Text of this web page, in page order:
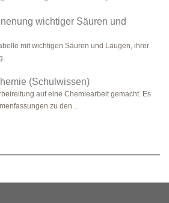
wichtiger Säuren und
mit wichtigen Säuren und Laugen, ihrer
(Schulwissen)
auf eine Chemiearbeit gemacht. Es
zu den ..